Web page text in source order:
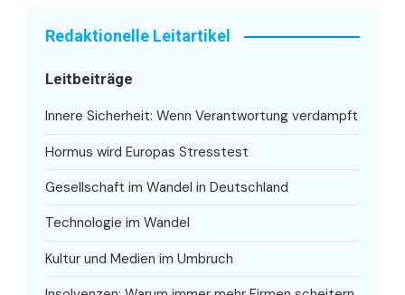
Redaktionelle Leitartikel
Leitbeiträge
Innere Sicherheit: Wenn Verantwortung verdampft
Hormus wird Europas Stresstest
Gesellschaft im Wandel in Deutschland
Technologie im Wandel
Kultur und Medien im Umbruch